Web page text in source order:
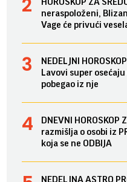
neraspoloženi,
Vage će privući
NEDELJNI
Lavovi super
pobegao iz nje
DNEVNI HOROSKOP
razmišlja o osobi iz
koja se ne ODBIJA
NEDELJNA ASTRO